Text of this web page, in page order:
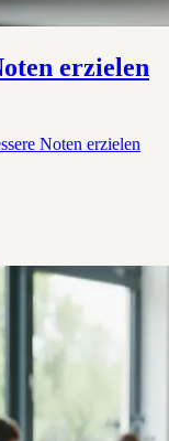
erzielen
Noten erzielen